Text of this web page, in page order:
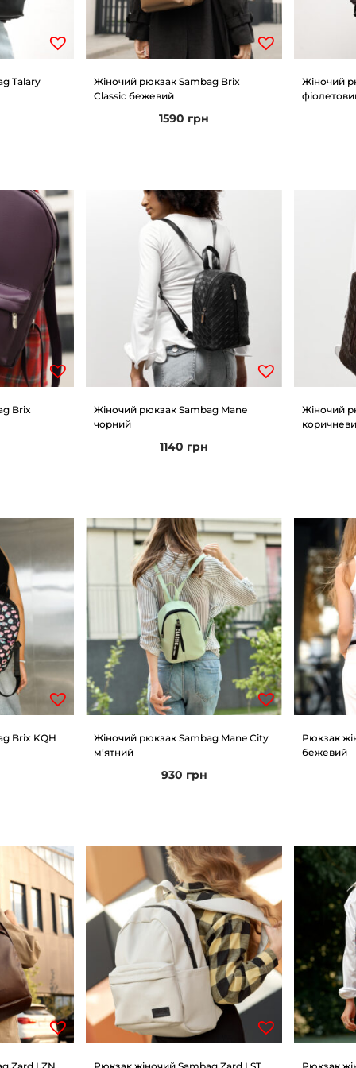
Talary
Жіночий рюкзак Sambag Brix
Classic бежевий
1590 грн
Жіночий
Brix
Жіночий рюкзак Sambag Mane
чорний
1140 грн
Жіночий
Brix KQH
Жіночий рюкзак Sambag Mane City
м’ятний
930 грн
Рюкзак
бежевий